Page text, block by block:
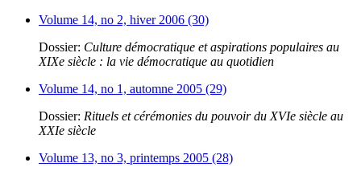
Volume 14, no 2, hiver 2006 (30)
Dossier: Culture démocratique et aspirations populaires au
XIXe siècle : la vie démocratique au quotidien
Volume 14, no 1, automne 2005 (29)
Dossier: Rituels et cérémonies du pouvoir du XVIe siècle au
XXIe siècle
Volume 13, no 3, printemps 2005 (28)